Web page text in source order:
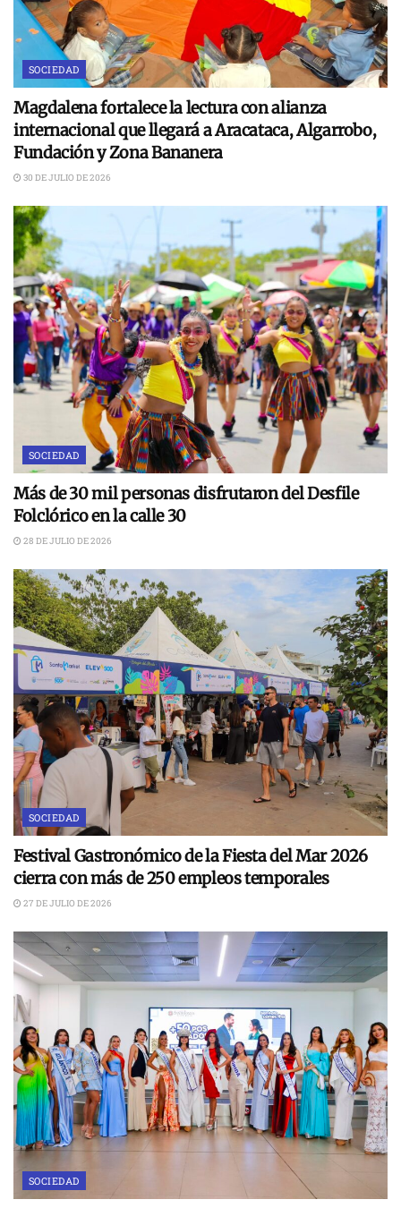
SOCIEDAD
Magdalena fortalece la lectura con alianza
internacional que llegará a Aracataca, Algarrobo,
Fundación y Zona Bananera
30 DE JULIO DE 2026
SOCIEDAD
Más de 30 mil personas disfrutaron del Desfile
Folclórico en la calle 30
28 DE JULIO DE 2026
SOCIEDAD
Festival Gastronómico de la Fiesta del Mar 2026
cierra con más de 250 empleos temporales
27 DE JULIO DE 2026
SOCIEDAD